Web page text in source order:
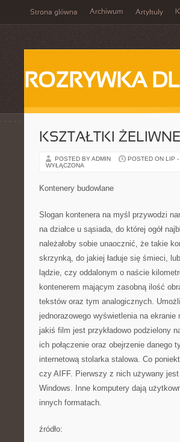
Strona główna Archiwum Artykuły
ROZRYWKA
KSZTAŁTKI ŻELIWNE
POSTED BY ADMIN POSTED ON LIP
WYŁĄCZONA
Kontenery budowlane
Slogan kontenera na myśl przywodzi
na działce u sąsiada, do której ogół
należałoby sobie unaocznić, że takie
skrzynką, do jakiej ładuje się śmieci,
lądzie, czy oddalonym o naście
kontenerem mającym zasobną ilość
tekstów oraz tym analogicznych.
jednorazowego wyświetlenia na
jakiś film jest przykładowo podzielony
ich połączenie oraz obejrzenie danego
internetową stolarka stalowa. Co
czy AIFF. Pierwszy z nich używany
Windows. Inne komputery dają
innych formatach.
źródło: